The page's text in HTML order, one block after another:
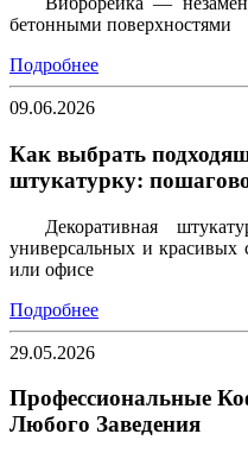
бетонными поверхностями
Подробнее
09.06.2026
Как выбрать
штукатурку:
Декоративная
универсальных и красивых
или офисе
Подробнее
29.05.2026
Профессиональные
Любого Заведения